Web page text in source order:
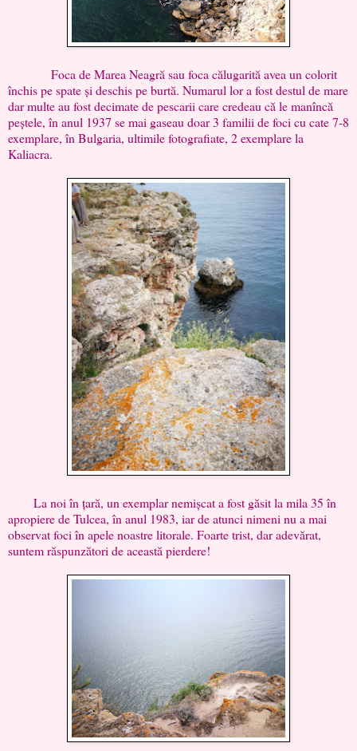
Foca de Marea Neagră sau foca călugarită avea un colorit
închis pe spate și deschis pe burtă. Numarul lor a fost destul de mare
dar multe au fost decimate de pescarii care credeau că le manîncă
peștele, în anul 1937 se mai gaseau doar 3 familii de foci cu cate 7-8
exemplare, în Bulgaria, ultimile fotografiate, 2 exemplare la
Kaliacra.
La noi în țară, un exemplar nemișcat a fost găsit la mila 35 în
apropiere de Tulcea, în anul 1983, iar de atunci nimeni nu a mai
observat foci în apele noastre litorale. Foarte trist, dar adevărat,
suntem răspunzători de această pierdere!